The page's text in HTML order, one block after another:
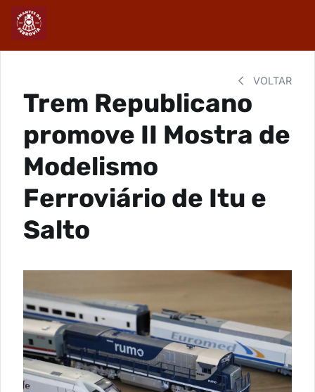
VOLTAR
Trem Republicano
promove II Mostra de
Modelismo
Ferroviário de Itu e
Salto